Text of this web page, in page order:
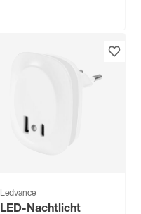
Ledvance
LED-Nachtlicht